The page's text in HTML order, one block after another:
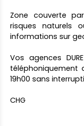
Zone couverte
risques naturels
informations sur
Vos agences
téléphoniquement
19h00 sans
CHG